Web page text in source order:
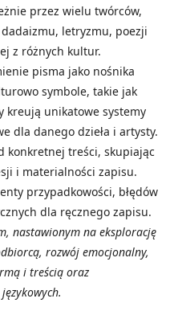
przez wielu twórców,
letryzmu, poezji
z różnych kultur.
pisma jako nośnika
symbole, takie jak
kreują unikatowe systemy
dla danego dzieła i artysty.
konkretnej treści, skupiając
i materialności zapisu.
przypadkowości, błędów
dla ręcznego zapisu.
nastawionym na eksplorację
rozwój emocjonalny,
i treścią oraz